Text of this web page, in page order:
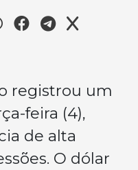
registrou um
feira (4),
de alta
O dólar